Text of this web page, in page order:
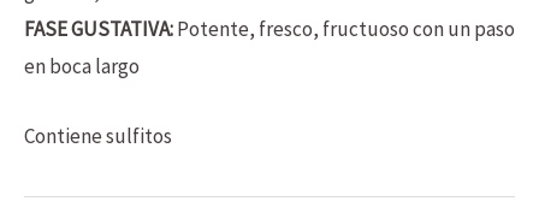
FASE GUSTATIVA:Potente, fresco, fructuoso con un paso
en boca largo
Contiene sulfitos